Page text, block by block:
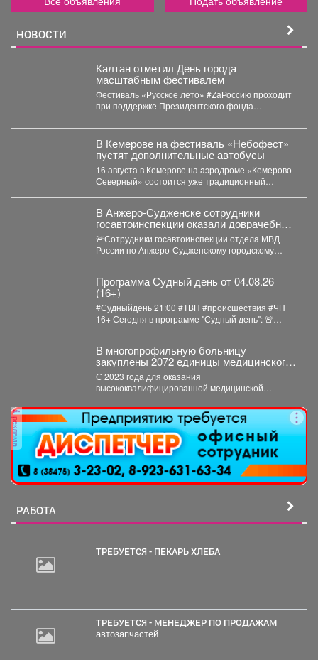
НОВОСТИ
Калтан отметил День города
масштабным фестивалем
Фестиваль «Русское лето» #ZaРоссию проходит
при поддержке Президентского фонда
около 6...
В Кемерове на фестиваль «Небофест»
пустят дополнительные автобусы
16 августа в Кемерове на аэродроме «Кемерово-
Северный» состоится уже традиционный
В Анжеро-Судженске сотрудники
госавтоинспекции оказали доврачебную
помощь мужчине, пострадавшему от
укуса гадюки
🚨Сотрудники госавтоинспекции отдела МВД
России по Анжеро-Судженскому городскому
Программа Судный день от 04.08.26
(16+)
#Судныйдень 21:00 #ТВН #происшествия #ЧП
16+ Сегодня в программе "Судный день": 🚨
В многопрофильную больницу
закуплены 2072 единицы медицинского
оборудования на общую сумму 490,6
млн рублей.
С 2023 года для оказания
высококвалифицированной медицинской
закуплены 2072 единицы медицинского...
реклама
РАБОТА
ТРЕБУЕТСЯ - ПЕКАРЬ ХЛЕБА
ТРЕБУЕТСЯ - МЕНЕДЖЕР ПО ПРОДАЖАМ
автозапчастей